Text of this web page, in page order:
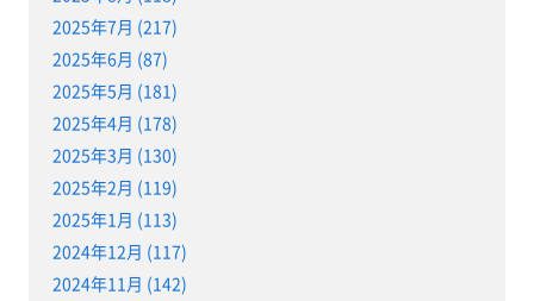
2025年7月 (217)
2025年6月 (87)
2025年5月 (181)
2025年4月 (178)
2025年3月 (130)
2025年2月 (119)
2025年1月 (113)
2024年12月 (117)
2024年11月 (142)